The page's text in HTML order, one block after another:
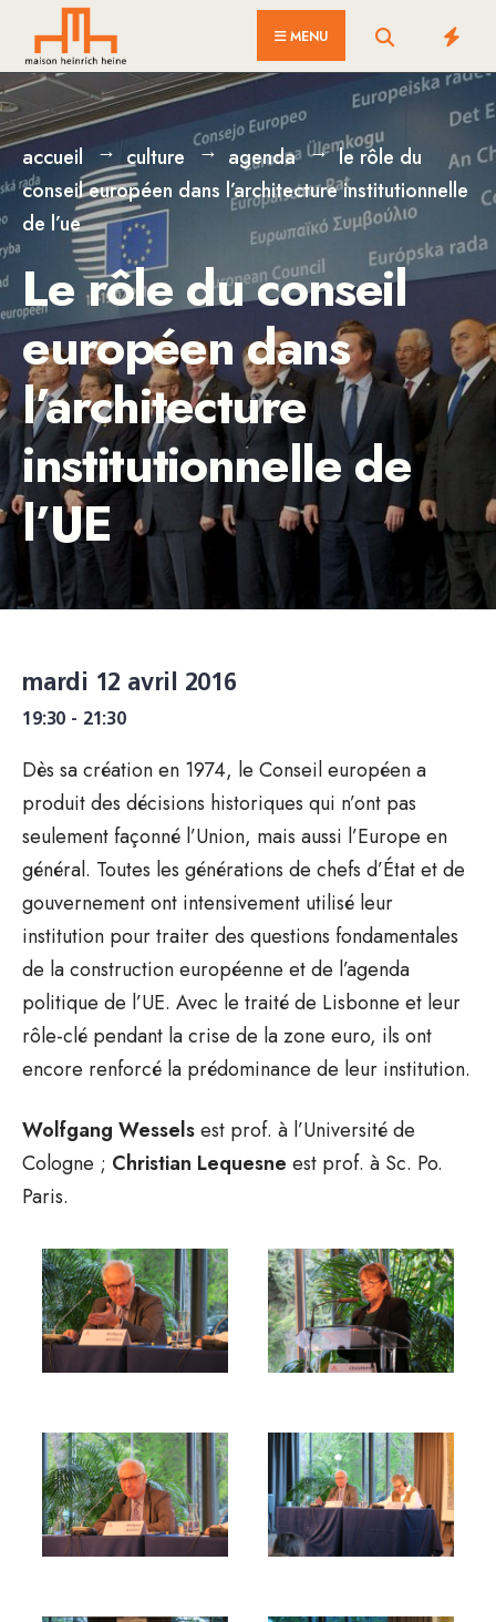
content
MENU
accueil culture agenda
le rôle du
conseil européen dans l’architecture institutionnelle
de l’ue
Le rôle du conseil
européen dans
l’architecture
institutionnelle de
l’UE
mardi 12 avril 2016
19:30 - 21:30
Dès sa création en 1974, le Conseil européen a
produit des décisions historiques qui n’ont pas
seulement façonné l’Union, mais aussi l’Europe en
général. Toutes les générations de chefs d’État et de
gouvernement ont intensivement utilisé leur
institution pour traiter des questions fondamentales
de la construction européenne et de l’agenda
politique de l’UE. Avec le traité de Lisbonne et leur
rôle-clé pendant la crise de la zone euro, ils ont
encore renforcé la prédominance de leur institution.
Wolfgang Wesselsest prof. à l’Université de
Cologne ; Christian Lequesne est prof. à Sc. Po.
Paris.